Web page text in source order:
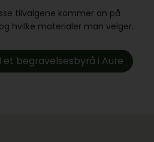
tilvalgene kommer an på
hvilke materialer man velger.
begravelsesbyrå i Aure